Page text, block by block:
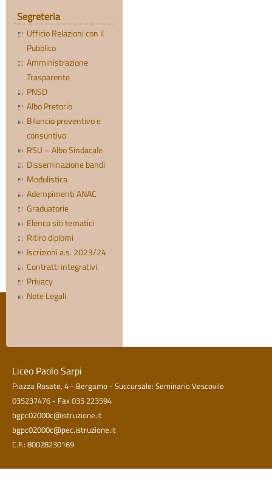
Segreteria
Ufficio Relazioni con il
Pubblico
Amministrazione
Trasparente
PNSD
Albo Pretorio
Bilancio preventivo e
consuntivo
RSU – Albo Sindacale
Disseminazione bandi
Modulistica
Adempimenti ANAC
Graduatorie
Elenco siti tematici
Ritiro diplomi
Iscrizioni a.s. 2023/24
Contratti integrativi
Privacy
Note Legali
Liceo Paolo Sarpi
Piazza Rosate, 4 - Bergamo - Succursale: Seminario Vescovile
035237476 - Fax 035 223594
bgpc02000c@istruzione.it
bgpc02000c@pec.istruzione.it
C.F.: 80028230169